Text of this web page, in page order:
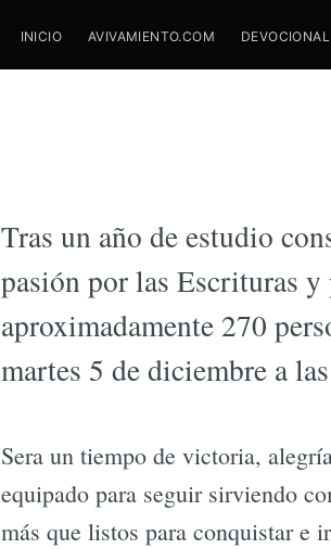
INICIO AVIVAMIENTO.COM
Grados
Tras un año de estudio
pasión por las Escrituras
aproximadamente 270
martes 5 de diciembre a
Sera un tiempo de victoria,
equipado para seguir sirviendo
más que listos para conquistar e